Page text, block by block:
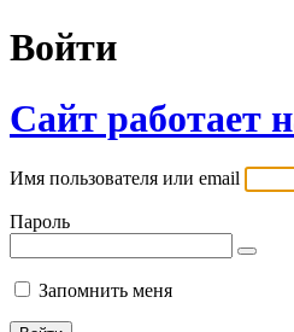
Войти
Сайт работает
Имя пользователя или email
Пароль
Запомнить меня